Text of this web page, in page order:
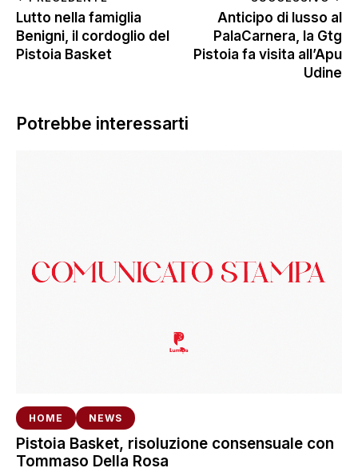
Lutto nella famiglia
Benigni, il cordoglio del
Pistoia Basket
Anticipo di lusso al
PalaCarnera, la Gtg
Pistoia fa visita all’Apu
Udine
Potrebbe interessarti
HOME NEWS
Pistoia Basket, risoluzione consensuale con
Tommaso Della Rosa